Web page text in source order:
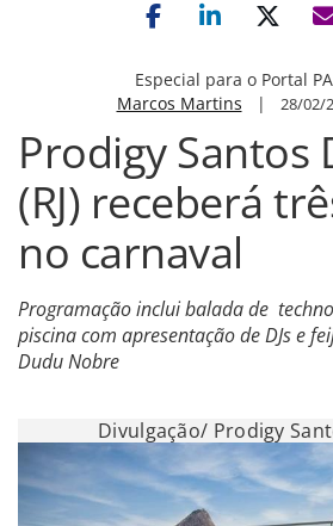
Especial para o Portal
Marcos Martins | 28/02/
Prodigy Santos
(RJ) receberá
no carnaval
Programação inclui balada de
piscina com apresentação de DJs e
Dudu Nobre
Divulgação/ Prodigy